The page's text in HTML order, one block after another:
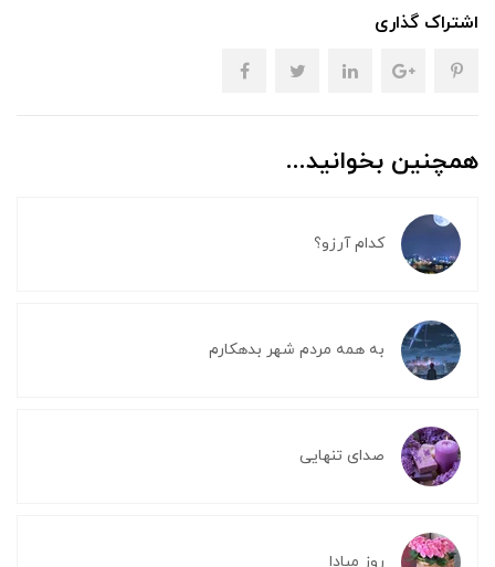
اشتراک گذاری
همچنین بخوانید...
کدام آرزو؟
به همه مردم شهر بدهکارم
صدای تنهایی
روز مبادا